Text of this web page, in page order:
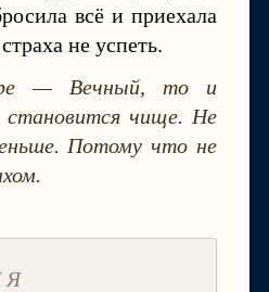
всё и приехала
не успеть.
— Вечный, то и
становится чище. Не
Потому что не